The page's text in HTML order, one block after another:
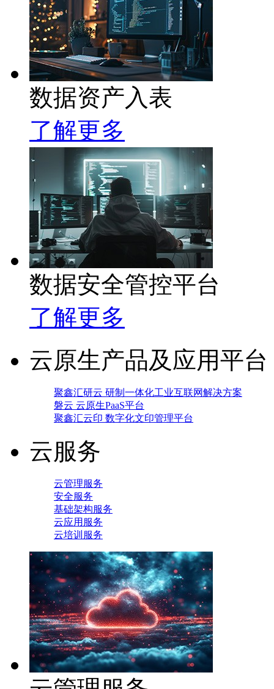
数据资产入表
了解更多
数据安全管控平台
了解更多
云原生产品及应用平台
聚鑫汇研云 研制一体化工业互联网解决方案
磐云 云原生PaaS平台
聚鑫汇云印 数字化文印管理平台
云服务
云管理服务
安全服务
基础架构服务
云应用服务
云培训服务